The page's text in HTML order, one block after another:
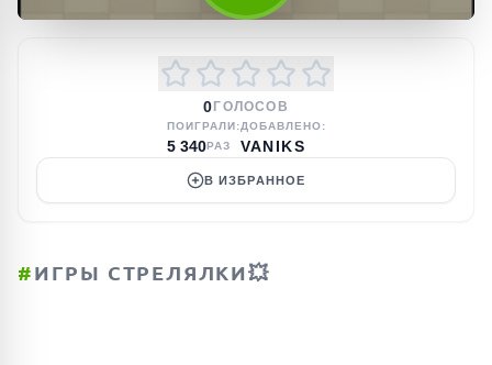
0 ГОЛОСОВ
ПОИГРАЛИ:
5 340РАЗ
ДОБАВЛЕНО:
VANIKS
В ИЗБРАННОЕ
#ИГРЫ СТРЕЛЯЛКИ💥